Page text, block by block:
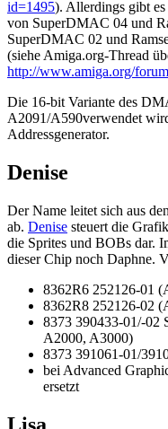
id=1495). Allerdings gibt
von SuperDMAC 04 und
SuperDMAC 02 und
(siehe Amiga.org-Thread
http://www.amiga.org/
Die 16-bit Variante des
A2091/A590verwendet
Addressgenerator.
Denise
Der Name leitet sich aus
ab. Denise steuert die
die Sprites und BOBs dar.
dieser Chip noch Daphne.
8362R6 252126-01
8362R8 252126-02
8373 390433-01/-02
A2000, A3000)
8373 391061-01/
bei Advanced
ersetzt
Lisa